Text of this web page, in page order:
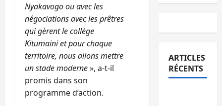
Nyakavogo ou avec les
négociations avec les prêtres
qui gèrent le collège
Kitumaini et pour chaque
territoire, nous allons mettre
un stade moderne», a-t-il
promis dans son
programme d’action.
ARTICLES
RÉCENTS